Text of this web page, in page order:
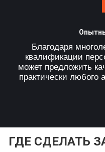
Благодаря
квалификации
может предложить
практически
ГДЕ СДЕЛАТЬ